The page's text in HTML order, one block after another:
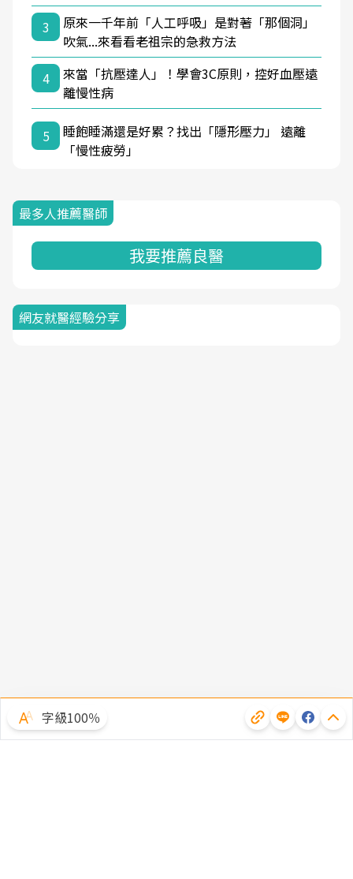
3
原來一千年前「人工呼吸」是對著「那個洞」
吹氣...來看看老祖宗的急救方法
4
來當「抗壓達人」！學會3C原則，控好血壓遠
離慢性病
5
睡飽睡滿還是好累？找出「隱形壓力」 遠離
「慢性疲勞」
最多人推薦醫師
我要推薦良醫
網友就醫經驗分享
字級100％